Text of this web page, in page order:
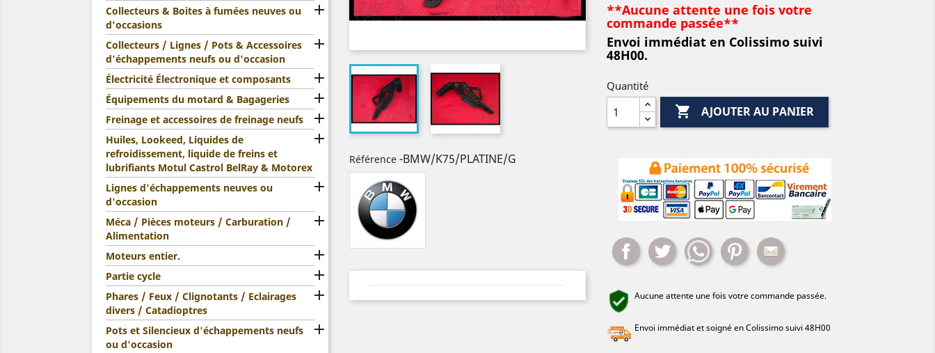
Collecteurs & Boites à fumées neuves ou
d'occasions

Collecteurs / Lignes / Pots & Accessoires
d'échappements neufs ou d'occasion

Électricité Électronique et composants 
Équipements du motard & Bagageries 
Freinage et accessoires de freinage neufs 
Huiles, Lookeed, Liquides de
refroidissement, liquide de freins et
lubrifiants Motul Castrol BelRay & Motorex

Lignes d'échappements neuves ou
d'occasion

Méca / Pièces moteurs / Carburation /
Alimentation

Moteurs entier. 
Partie cycle 
Phares / Feux / Clignotants / Eclairages
divers / Catadioptres

Pots et Silencieux d'échappements neufs
ou d'occasion

Référence -BMW/K75/PLATINE/G
**Aucune attente une fois votre
commande passée**
Envoi immédiat en Colissimo suivi
48H00.
Quantité
 AJOUTER AU PANIER
PartagerTweet WhatsappPinterestMail
Aucune attente une fois votre commande passée.
Envoi immédiat et soigné en Colissimo suivi 48H00